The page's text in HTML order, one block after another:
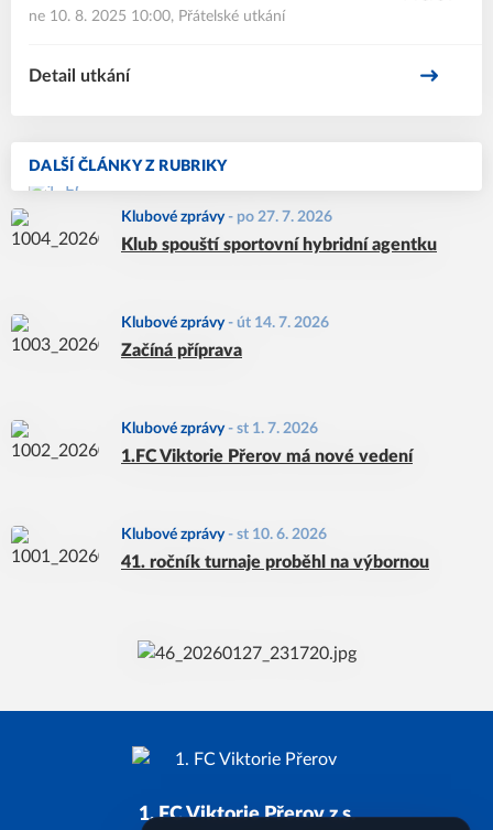
ne 10. 8. 2025 10:00, Přátelské utkání
Detail utkání
DALŠÍ ČLÁNKY Z RUBRIKY
Klubové zprávy- po 27. 7. 2026
Klub spouští sportovní hybridní agentku
Klubové zprávy- út 14. 7. 2026
Začíná příprava
Klubové zprávy- st 1. 7. 2026
1.FC Viktorie Přerov má nové vedení
Klubové zprávy- st 10. 6. 2026
41. ročník turnaje proběhl na výbornou
1. FC Viktorie Přerov z.s.